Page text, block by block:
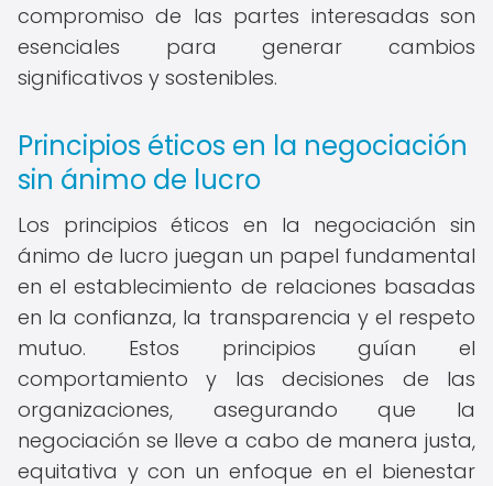
compromiso de las partes interesadas son
esenciales para generar cambios
significativos y sostenibles.
Principios éticos en la negociación
sin ánimo de lucro
Los principios éticos en la negociación sin
ánimo de lucro juegan un papel fundamental
en el establecimiento de relaciones basadas
en la confianza, la transparencia y el respeto
mutuo. Estos principios guían el
comportamiento y las decisiones de las
organizaciones, asegurando que la
negociación se lleve a cabo de manera justa,
equitativa y con un enfoque en el bienestar